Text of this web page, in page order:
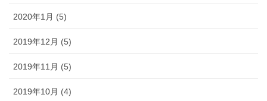
2020年1月 (5)
2019年12月 (5)
2019年11月 (5)
2019年10月 (4)